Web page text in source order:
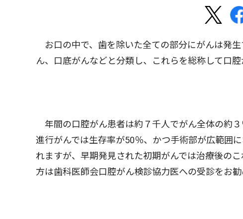
お口の中で、歯を除いた全ての部分にがんは発
ん、口底がんなどと分類し、これらを総称して口腔
年間の口腔がん患者は約７千人でがん全体の約３
進行がんでは生存率が50％、かつ手術部が広範囲
れますが、早期発見された初期がんでは治療後の
方は歯科医師会口腔がん検診協力医への受診をお勧